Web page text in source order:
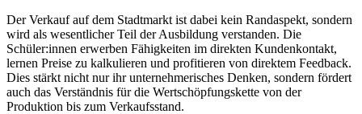
Der Verkauf auf dem Stadtmarkt ist dabei kein Randaspekt, sondern
wird als wesentlicher Teil der Ausbildung verstanden. Die
Schüler:innen erwerben Fähigkeiten im direkten Kundenkontakt,
lernen Preise zu kalkulieren und profitieren von direktem Feedback.
Dies stärkt nicht nur ihr unternehmerisches Denken, sondern fördert
auch das Verständnis für die Wertschöpfungskette von der
Produktion bis zum Verkaufsstand.